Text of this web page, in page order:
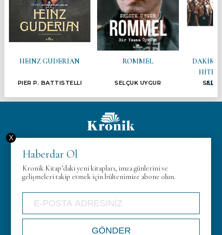
HEINZ GUDERIAN
PIER P. BATTISTELLI
ROMMEL
SELÇUK UYGUR
Hakkımızda
Gizlilik Politikası
İletişim
Haberdar Ol
Kronik Kitap’daki yeni kitapları, imza günlerini ve
gelişmeleri takip etmek için bültenimize abone olun.
X